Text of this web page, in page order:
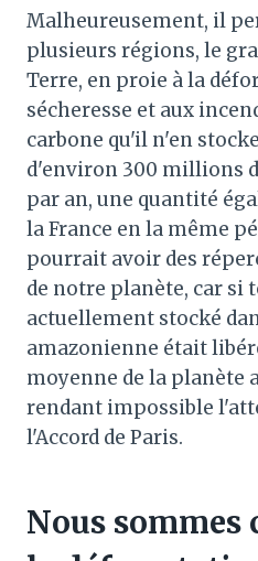
Malheureusement, il
plusieurs régions, le
Terre, en proie à la
sécheresse et aux
carbone qu'il n'en
d'environ 300 millions
par an, une quantité
la France en la même
pourrait avoir des
de notre planète, car si
actuellement stocké
amazonienne était
moyenne de la planète
rendant impossible
l'Accord de Paris.
Nous sommes